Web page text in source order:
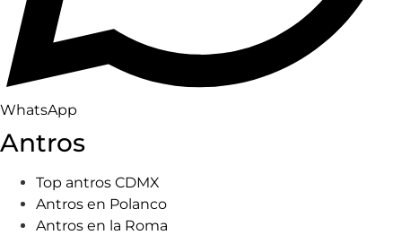
WhatsApp
Antros
Top antros CDMX
Antros en Polanco
Antros en la Roma